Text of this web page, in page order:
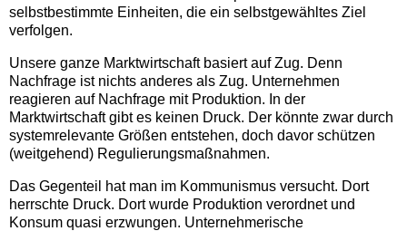
selbstbestimmte Einheiten, die ein selbstgewähltes Ziel
verfolgen.
Unsere ganze Marktwirtschaft basiert auf Zug. Denn
Nachfrage ist nichts anderes als Zug. Unternehmen
reagieren auf Nachfrage mit Produktion. In der
Marktwirtschaft gibt es keinen Druck. Der könnte zwar durch
systemrelevante Größen entstehen, doch davor schützen
(weitgehend) Regulierungsmaßnahmen.
Das Gegenteil hat man im Kommunismus versucht. Dort
herrschte Druck. Dort wurde Produktion verordnet und
Konsum quasi erzwungen. Unternehmerische